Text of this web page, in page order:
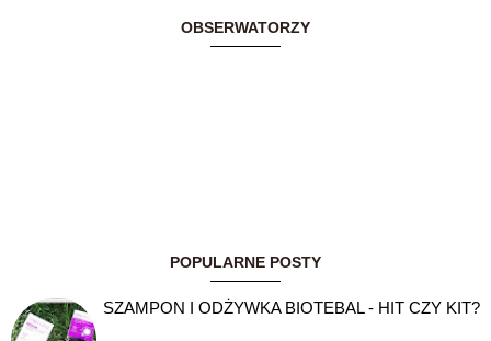
OBSERWATORZY
POPULARNE POSTY
SZAMPON I ODŻYWKA BIOTEBAL - HIT CZY KIT?